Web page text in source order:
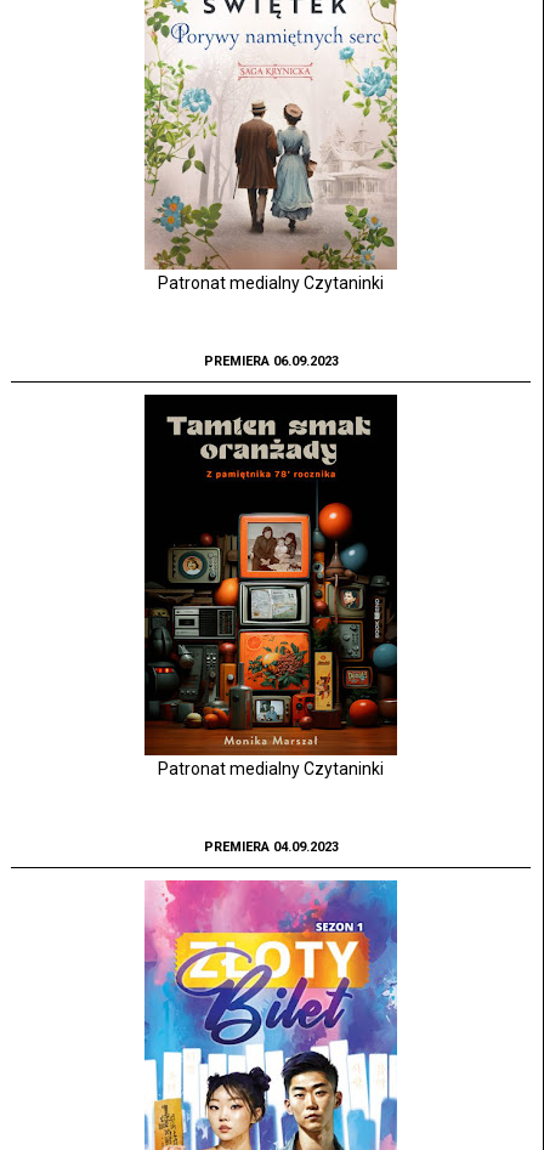
Patronat medialny Czytaninki
PREMIERA 06.09.2023
Patronat medialny Czytaninki
PREMIERA 04.09.2023